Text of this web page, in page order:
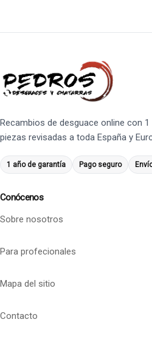
Recambios de desguace online con
piezas revisadas a toda España y
1 año de garantía Pago seguro
Conócenos
Sobre nosotros
Para profecionales
Mapa del sitio
Contacto